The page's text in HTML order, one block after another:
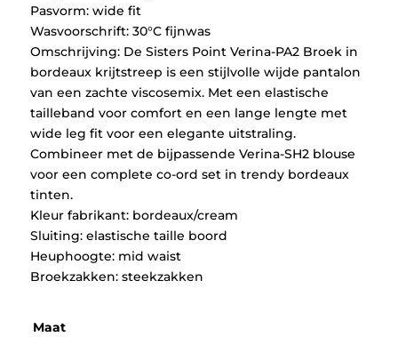
Pasvorm: wide fit
Wasvoorschrift: 30°C fijnwas
Omschrijving: De Sisters Point Verina-PA2 Broek in
bordeaux krijtstreep is een stijlvolle wijde pantalon
van een zachte viscosemix. Met een elastische
tailleband voor comfort en een lange lengte met
wide leg fit voor een elegante uitstraling.
Combineer met de bijpassende Verina-SH2 blouse
voor een complete co-ord set in trendy bordeaux
tinten.
Kleur fabrikant: bordeaux/cream
Sluiting: elastische taille boord
Heuphoogte: mid waist
Broekzakken: steekzakken
Maat